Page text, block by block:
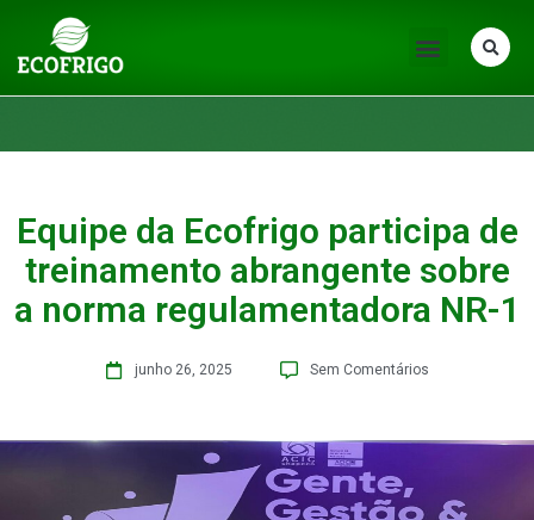
Equipe da Ecofrigo participa de
treinamento abrangente sobre
a norma regulamentadora NR-1
junho 26, 2025 Sem Comentários